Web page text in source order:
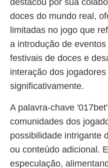
destacou por sua
doces do mundo real,
limitadas no jogo que
a introdução de
festivais de doces e
interação dos
significativamente.
A palavra-chave
comunidades dos
possibilidade intrigante
ou conteúdo adicional.
especulação,